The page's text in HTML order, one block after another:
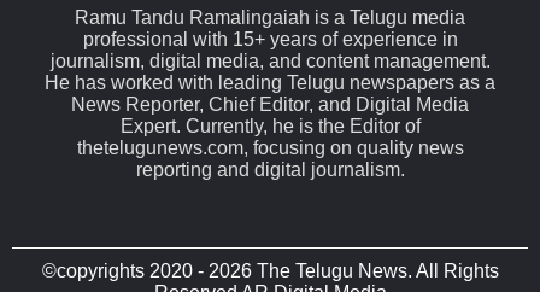
Ramu Tandu Ramalingaiah is a Telugu media
professional with 15+ years of experience in
journalism, digital media, and content management.
He has worked with leading Telugu newspapers as a
News Reporter, Chief Editor, and Digital Media
Expert. Currently, he is the Editor of
thetelugunews.com, focusing on quality news
reporting and digital journalism.
©copyrights 2020 - 2026 The Telugu News. All Rights